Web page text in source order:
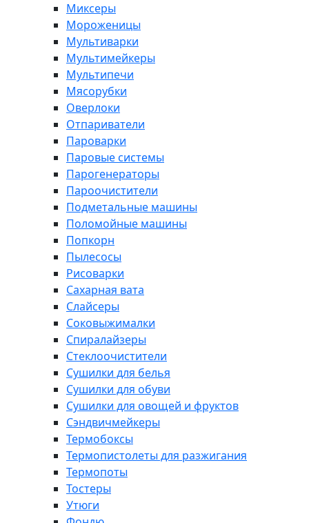
Миксеры
Мороженицы
Мультиварки
Мультимейкеры
Мультипечи
Мясорубки
Оверлоки
Отпариватели
Пароварки
Паровые системы
Парогенераторы
Пароочистители
Подметальные машины
Поломойные машины
Попкорн
Пылесосы
Рисоварки
Сахарная вата
Слайсеры
Соковыжималки
Спиралайзеры
Стеклоочистители
Сушилки для белья
Сушилки для обуви
Сушилки для овощей и фруктов
Сэндвичмейкеры
Термобоксы
Термопистолеты для разжигания
Термопоты
Тостеры
Утюги